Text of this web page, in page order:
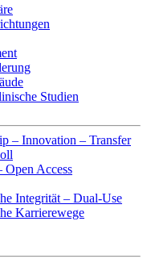
Studien
– Innovation – Transfer
Open Access
Integrität – Dual-Use
Karrierewege